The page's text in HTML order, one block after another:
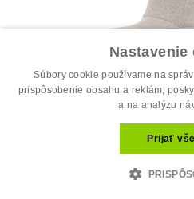
Nastavenie
Súbory cookie používame na
prispôsobenie obsahu a reklám,
a na analýzu
Prijať